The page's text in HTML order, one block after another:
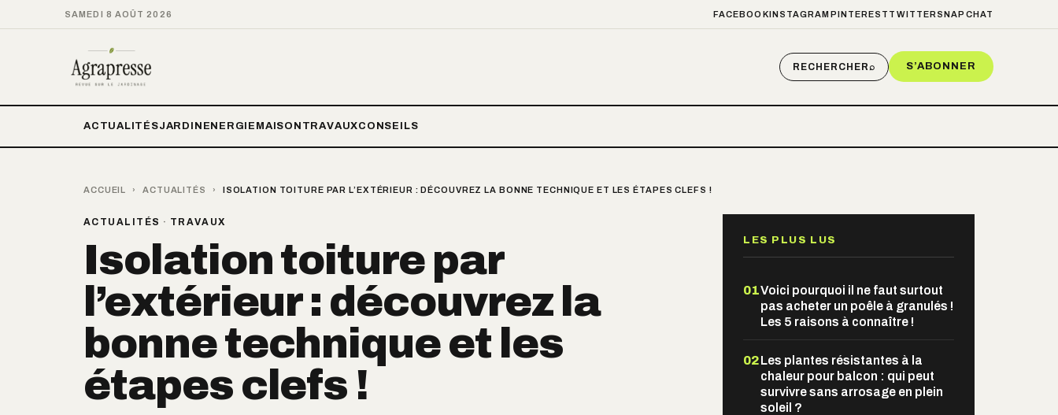
SAMEDI 8 AOÛT 2026 FACEBOOKINSTAGRAM PINTEREST TWITTER SNAPCHAT
RECHERCHER⌕ S’ABONNER
ACTUALITÉSJARDIN ENERGIE MAISON TRAVAUXCONSEILS
ACCUEIL › ACTUALITÉS › ISOLATION TOITURE PAR L’EXTÉRIEUR : DÉCOUVREZ LA BONNE TECHNIQUE ET LES ÉTAPES CLEFS !
ACTUALITÉS · TRAVAUX
Isolation toiture par
l’extérieur : découvrez la
bonne technique et les
étapes clefs !
LES PLUS LUS
01Voici pourquoi il ne faut surtout
pas acheter un poêle à granulés !
Les 5 raisons à connaître !
02Les plantes résistantes à la
chaleur pour balcon : qui peut
survivre sans arrosage en plein
soleil ?